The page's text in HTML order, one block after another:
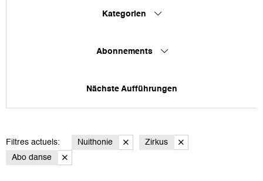
Kategorien
Abonnements
Nächste Aufführungen
Filtres actuels: Nuithonie
Zirkus
Abo danse